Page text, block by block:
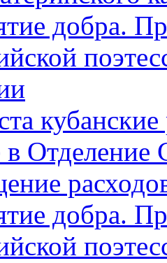
добра.
в
добра.